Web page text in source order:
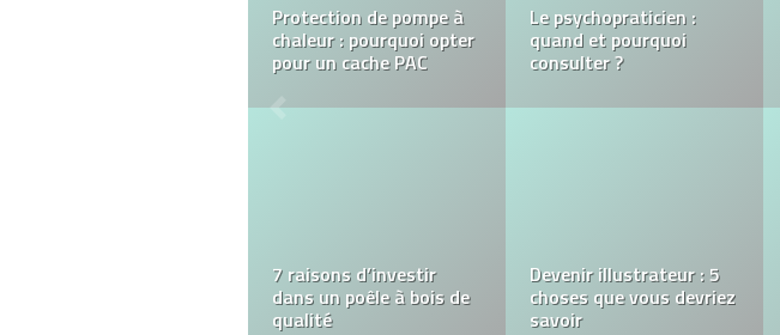
Comment créer les
meilleures pâtisseries :
Recette et Conseils
où le divertissement
rencontre l’excitation
des gains
Qu’est-ce qui est le
mieux, le CBD ou le CBG
?
Preciousse.com :
L’endroit idéal pour tous
vos choix de bijoux